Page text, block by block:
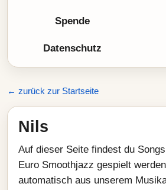
Spende
Datenschutz
← zurück zur Startseite
Nils
Auf dieser Seite findest du
Euro Smoothjazz gespielt
automatisch aus unserem